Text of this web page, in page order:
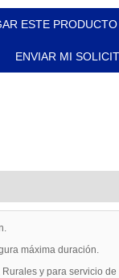
ESTE
ENVIAR MI
máxima duración.
y para servicio de